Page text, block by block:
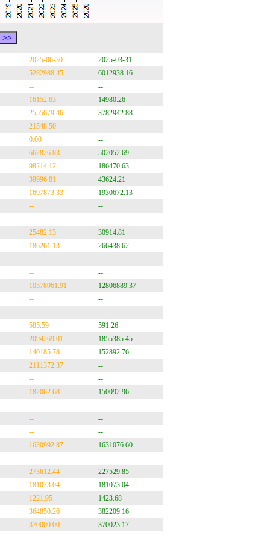
2025-06-30
2025-03-31
5282988.45
6012938.16
--
--
16152.63
14980.26
2555679.46
3782942.88
21548.50
--
0.00
--
662826.83
502052.69
98214.12
186470.63
39996.81
43624.21
1697873.33
1930672.13
--
--
--
--
25482.13
30914.81
186261.13
266438.62
--
--
--
--
10578961.91
12806889.37
--
--
--
--
585.59
591.26
2094269.01
1855385.45
140185.78
152892.76
2111372.37
--
--
--
182062.68
150092.96
--
--
--
--
--
--
1630992.87
1631076.60
--
--
273612.44
227529.85
181073.04
181073.04
1221.95
1423.68
364850.26
382209.16
370000.00
370023.17
--
--